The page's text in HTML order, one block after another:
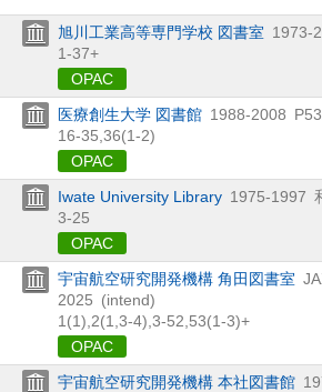
旭川工業高等専門学校 図書室 1973-
1-37+
OPAC
医療創生大学 図書館 1988-2008
16-35, 36(1-2)
OPAC
Iwate University Library 1975-1997
3-25
OPAC
宇宙航空研究開発機構 角田図書室
2025 (intend)
1(1), 2(1, 3-4), 3-52, 53(1-3)+
OPAC
宇宙航空研究開発機構 本社図書館